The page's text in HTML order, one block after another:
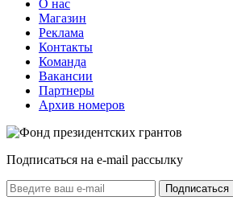
О нас
Магазин
Реклама
Контакты
Команда
Вакансии
Партнеры
Архив номеров
Подписаться на e-mail рассылку
Подписаться